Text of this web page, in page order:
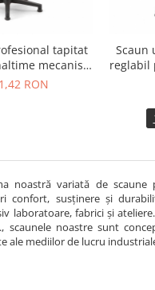
tapitat
mecanism
STOOL 01
RON
Scaun
reglabil
noastră variată de scaune
confort, susținere și
laboratoare, fabrici și
scaunele noastre sunt
ale mediilor de lucru